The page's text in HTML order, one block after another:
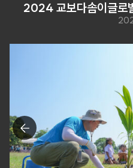
2024 교보다솜이글로